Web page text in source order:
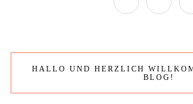
HALLO UND HERZLICH
BLOG!